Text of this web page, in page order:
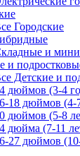
Городские
и мини
и
Детские и
дюймов (3-4
18 дюймов (4-
дюймов (5-8
дюйма (7-11
27 дюймов